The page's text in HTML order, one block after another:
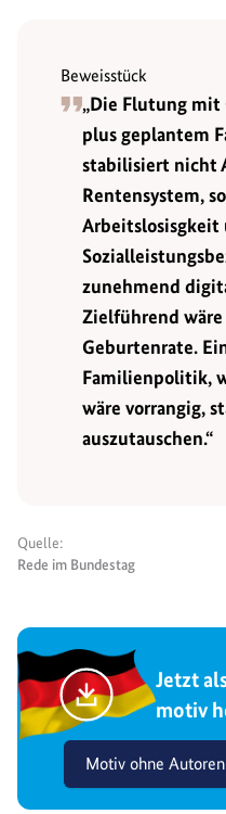
Beweisstück
„Die Flutung
plus geplantem
stabilisiert nicht
Rentensystem,
Arbeitslosisgkeit
zunehmend
Zielführend
Geburtenrate.
Familienpolitik,
wäre vorrangig,
auszutauschen.“
Quelle:
Rede im Bundestag
Jetzt
motiv
Motiv ohne